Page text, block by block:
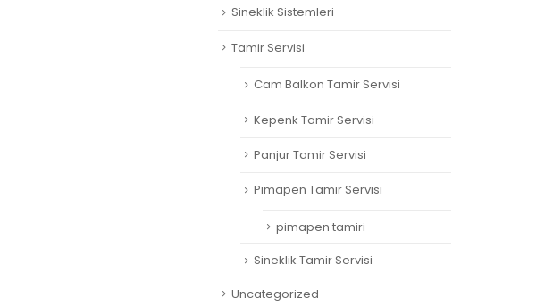
Sineklik Sistemleri
Tamir Servisi
Cam Balkon Tamir Servisi
Kepenk Tamir Servisi
Panjur Tamir Servisi
Pimapen Tamir Servisi
pimapen tamiri
Sineklik Tamir Servisi
Uncategorized